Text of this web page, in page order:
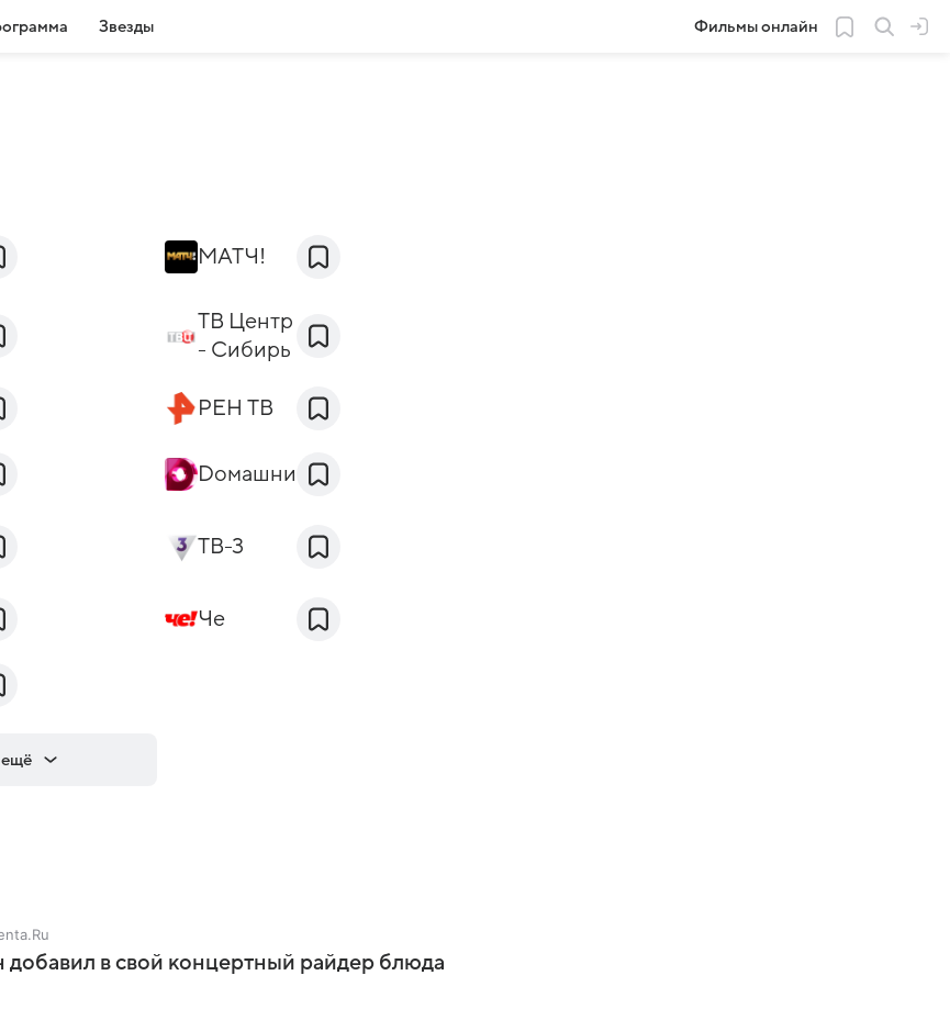
Звезды Фильмы онлайн
МАТЧ!
ТВ Центр
- Сибирь
РЕН ТВ
Dомашний
ТВ-3
Че
ещё
добавил в свой концертный райдер блюда